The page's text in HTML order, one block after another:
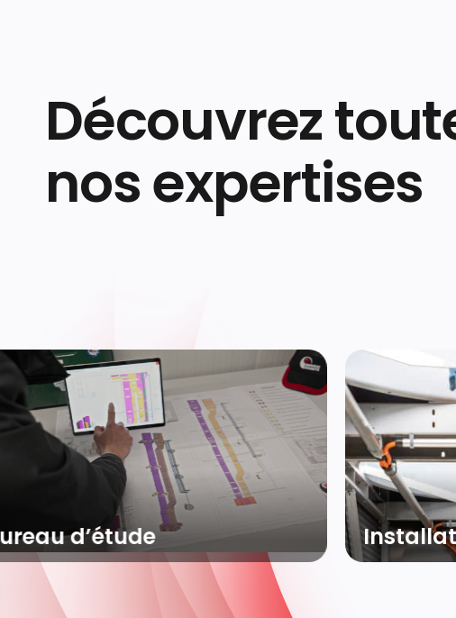
Découvrez
nos expertises
Installations techniques